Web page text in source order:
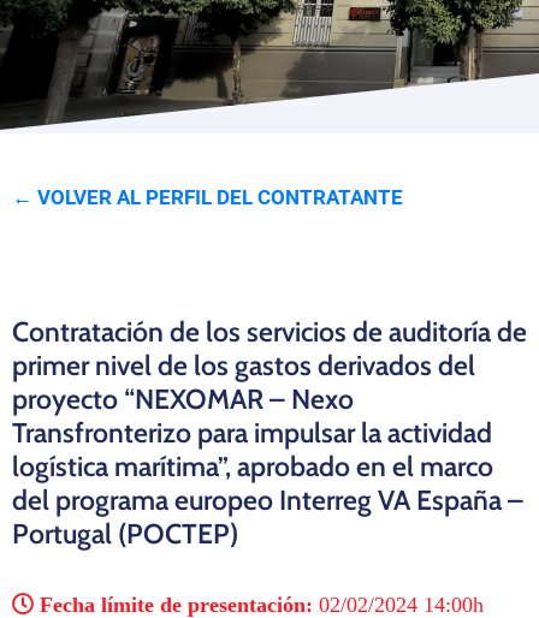
Programas
← VOLVER AL PERFIL DEL CONTRATANTE
Contratación de los servicios de auditoría de
primer nivel de los gastos derivados del
proyecto “NEXOMAR – Nexo
Transfronterizo para impulsar la actividad
logística marítima”, aprobado en el marco
del programa europeo Interreg VA España –
Portugal (POCTEP)
Fecha límite de presentación: 02/02/2024 14:00h